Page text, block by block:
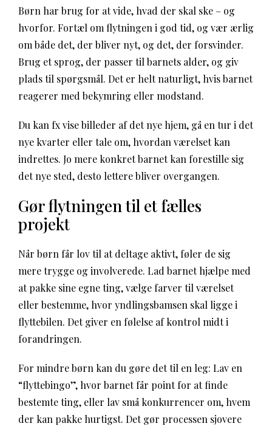
Børn har brug for at vide, hvad der skal ske – og
hvorfor. Fortæl om flytningen i god tid, og vær ærlig
om både det, der bliver nyt, og det, der forsvinder.
Brug et sprog, der passer til barnets alder, og giv
plads til spørgsmål. Det er helt naturligt, hvis barnet
reagerer med bekymring eller modstand.
Du kan fx vise billeder af det nye hjem, gå en tur i det
nye kvarter eller tale om, hvordan værelset kan
indrettes. Jo mere konkret barnet kan forestille sig
det nye sted, desto lettere bliver overgangen.
Gør flytningen til et fælles
projekt
Når børn får lov til at deltage aktivt, føler de sig
mere trygge og involverede. Lad barnet hjælpe med
at pakke sine egne ting, vælge farver til værelset
eller bestemme, hvor yndlingsbamsen skal ligge i
flyttebilen. Det giver en følelse af kontrol midt i
forandringen.
For mindre børn kan du gøre det til en leg: Lav en
“flyttebingo”, hvor barnet får point for at finde
bestemte ting, eller lav små konkurrencer om, hvem
der kan pakke hurtigst. Det gør processen sjovere